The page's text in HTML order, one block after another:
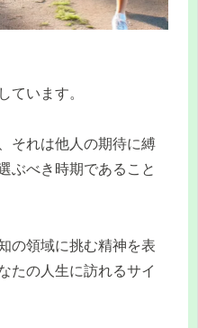
ています。
それは他人の期待に縛
ぶべき時期であること
の領域に挑む精神を表
たの人生に訪れるサイ